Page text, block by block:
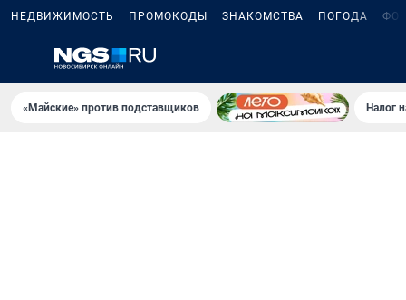
НЕДВИЖИМОСТЬ ПРОМОКОДЫ ЗНАКОМСТВА ПОГОДА
«Майские» против подставщиков Налог